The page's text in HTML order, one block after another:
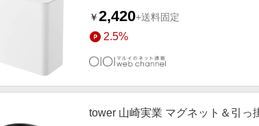
￥2,420+送料固定
2.5%
tower 山崎実業 マグネット＆引っ